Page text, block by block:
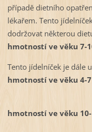
případě dietního
lékařem. Tento
dodržovat některou
hmotností ve věku 7-
Tento jídelníček je
hmotností ve věku 4-
hmotností ve věku